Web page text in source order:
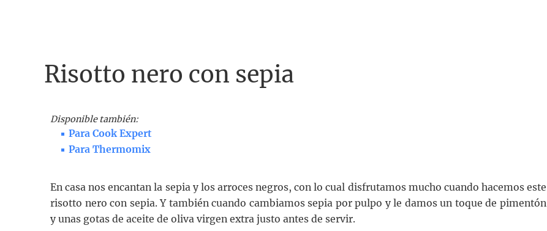
Risotto nero con sepia
Disponible también:
Para Cook Expert
Para Thermomix
En casa nos encantan la sepia y los arroces negros, con lo cual disfrutamos mucho cuando hacemos este
risotto nero con sepia. Y también cuando cambiamos sepia por pulpo y le damos un toque de pimentón
y unas gotas de aceite de oliva virgen extra justo antes de servir.